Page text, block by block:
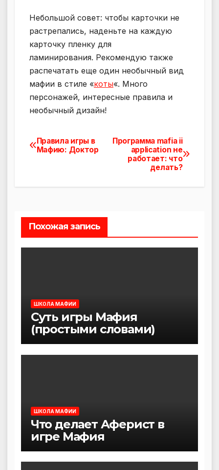
Небольшой совет: чтобы карточки не
растрепались, наденьте на каждую
карточку пленку для
ламинирования. Рекомендую также
распечатать еще один необычный вид
мафии в стиле «коты«. Много
персонажей, интересные правила и
необычный дизайн!
Навигация
записям
Программа mafia ii
application не
работает: что
делать?
Правила игры в
Мафию: Доктор
Похожая запись
ШКОЛА МАФИИ
Суть игры Мафия
(простыми словами)
ШКОЛА МАФИИ
Что делает Аферист в
игре Мафия